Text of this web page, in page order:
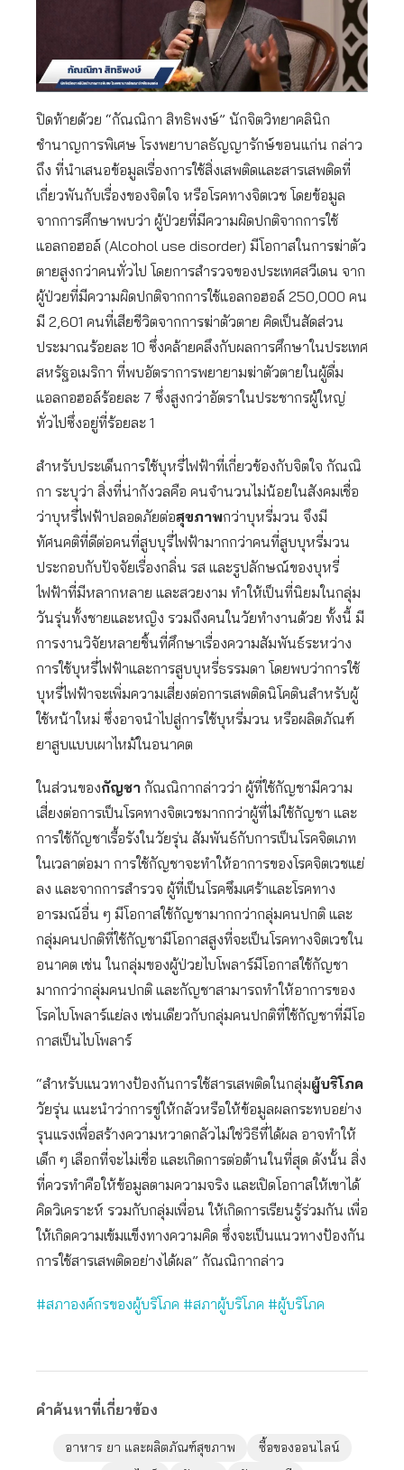
ปิดท้ายด้วย “กัณณิกา สิทธิพงษ์” นักจิตวิทยาคลินิก
ชำนาญการพิเศษ โรงพยาบาลธัญญารักษ์ขอนแก่น กล่าว
ถึง ที่นำเสนอข้อมูลเรื่องการใช้สิ่งเสพติดและสารเสพติดที่
เกี่ยวพันกับเรื่องของจิตใจ หรือโรคทางจิตเวช โดยข้อมูล
จากการศึกษาพบว่า ผู้ป่วยที่มีความผิดปกติจากการใช้
แอลกอฮอล์ (Alcohol use disorder) มีโอกาสในการฆ่าตัว
ตายสูงกว่าคนทั่วไป โดยการสำรวจของประเทศสวีเดน จาก
ผู้ป่วยที่มีความผิดปกติจากการใช้แอลกอฮอล์ 250,000 คน
มี 2,601 คนที่เสียชีวิตจากการฆ่าตัวตาย คิดเป็นสัดส่วน
ประมาณร้อยละ 10 ซึ่งคล้ายคลึงกับผลการศึกษาในประเทศ
สหรัฐอเมริกา ที่พบอัตราการพยายามฆ่าตัวตายในผู้ดื่ม
แอลกอฮอล์ร้อยละ 7 ซึ่งสูงกว่าอัตราในประชากรผู้ใหญ่
ทั่วไปซึ่งอยู่ที่ร้อยละ 1
สำหรับประเด็นการใช้บุหรี่ไฟฟ้าที่เกี่ยวข้องกับจิตใจ กัณณิ
กา ระบุว่า สิ่งที่น่ากังวลคือ คนจำนวนไม่น้อยในสังคมเชื่อ
ว่าบุหรี่ไฟฟ้าปลอดภัยต่อสุขภาพกว่าบุหรี่มวน จึงมี
ทัศนคติที่ดีต่อคนที่สูบบุรี่ไฟฟ้ามากกว่าคนที่สูบบุหรี่มวน
ประกอบกับปัจจัยเรื่องกลิ่น รส และรูปลักษณ์ของบุหรี่
ไฟฟ้าที่มีหลากหลาย และสวยงาม ทำให้เป็นที่นิยมในกลุ่ม
วันรุ่นทั้งชายและหญิง รวมถึงคนในวัยทำงานด้วย ทั้งนี้ มี
การงานวิจัยหลายชิ้นที่ศึกษาเรื่องความสัมพันธ์ระหว่าง
การใช้บุหรี่ไฟฟ้าและการสูบบุหรี่ธรรมดา โดยพบว่าการใช้
บุหรี่ไฟฟ้าจะเพิ่มความเสี่ยงต่อการเสพติดนิโคตินสำหรับผู้
ใช้หน้าใหม่ ซึ่งอาจนำไปสู่การใช้บุหรี่มวน หรือผลิตภัณฑ์
ยาสูบแบบเผาไหม้ในอนาคต
ในส่วนของกัญชา กัณณิกากล่าวว่า ผู้ที่ใช้กัญชามีความ
เสี่ยงต่อการเป็นโรคทางจิตเวชมากกว่าผู้ที่ไม่ใช้กัญชา และ
การใช้กัญชาเรื้อรังในวัยรุ่น สัมพันธ์กับการเป็นโรคจิตเภท
ในเวลาต่อมา การใช้กัญชาจะทำให้อาการของโรคจิตเวชแย่
ลง และจากการสำรวจ ผู้ที่เป็นโรคซึมเศร้าและโรคทาง
อารมณ์อื่น ๆ มีโอกาสใช้กัญชามากกว่ากลุ่มคนปกติ และ
กลุ่มคนปกติที่ใช้กัญชามีโอกาสสูงที่จะเป็นโรคทางจิตเวชใน
อนาคต เช่น ในกลุ่มของผู้ป่วยไบโพลาร์มีโอกาสใช้กัญชา
มากกว่ากลุ่มคนปกติ และกัญชาสามารถทำให้อาการของ
โรคไบโพลาร์แย่ลง เช่นเดียวกับกลุ่มคนปกติที่ใช้กัญชาที่มีโอ
กาสเป็นไบโพลาร์
“สำหรับแนวทางป้องกันการใช้สารเสพติดในกลุ่มผู้บริโภค
วัยรุ่น แนะนำว่าการขู่ให้กลัวหรือให้ข้อมูลผลกระทบอย่าง
รุนแรงเพื่อสร้างความหวาดกลัวไม่ใช่วิธีที่ได้ผล อาจทำให้
เด็ก ๆ เลือกที่จะไม่เชื่อ และเกิดการต่อต้านในที่สุด ดังนั้น สิ่ง
ที่ควรทำคือให้ข้อมูลตามความจริง และเปิดโอกาสให้เขาได้
คิดวิเคราะห์ รวมกับกลุ่มเพื่อน ให้เกิดการเรียนรู้ร่วมกัน เพื่อ
ให้เกิดความเข้มแข็งทางความคิด ซึ่งจะเป็นแนวทางป้องกัน
การใช้สารเสพติดอย่างได้ผล” กัณณิกากล่าว
#สภาองค์กรของผู้บริโภค #สภาผู้บริโภค #ผู้บริโภค
คำค้นหาที่เกี่ยวข้อง
อาหาร ยา และผลิตภัณฑ์สุขภาพ
ซื้อของออนไลน์